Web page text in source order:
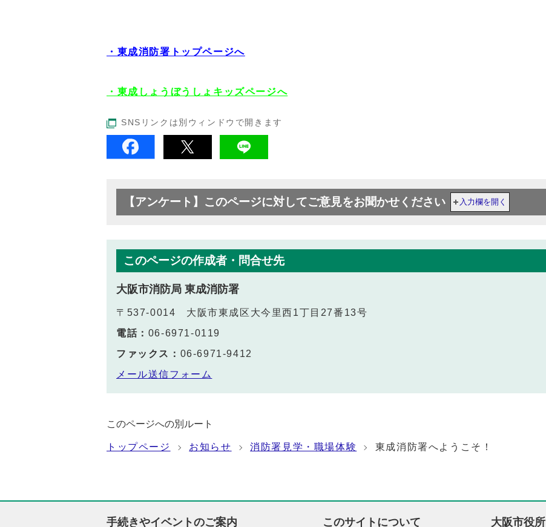
・東成消防署トップページへ
・東成しょうぼうしょキッズページへ
SNSリンクは別ウィンドウで開きます
【アンケート】このページに対してご意見をお聞かせください 入力欄を開く
このページの作成者・問合せ先
大阪市消防局 東成消防署
〒537-0014 大阪市東成区大今里西1丁目27番13号
電話： 06-6971-0119
ファックス： 06-6971-9412
メール送信フォーム
このページへの別ルート
トップページ お知らせ 消防署見学・職場体験 東成消防署へようこそ！
手続きやイベントのご案内 このサイトについて 大阪市役所